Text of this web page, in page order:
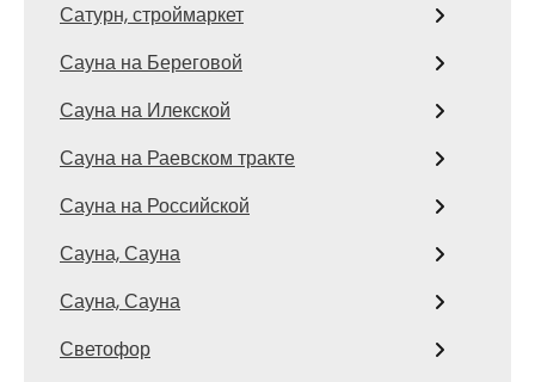
Сатурн, строймаркет
Сауна на Береговой
Сауна на Илекской
Сауна на Раевском тракте
Сауна на Российской
Сауна, Сауна
Сауна, Сауна
Светофор